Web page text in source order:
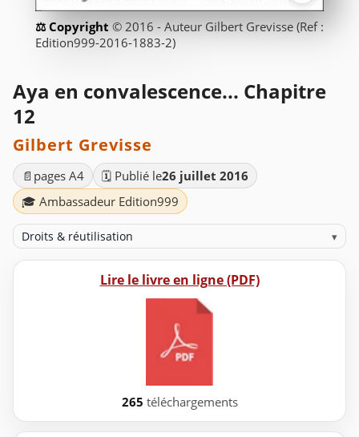
© 2016 - Auteur Gilbert Grevisse (Ref :
Edition999-2016-1883-2)
Aya en convalescence... Chapitre
12
Gilbert Grevisse
📄 pages A4 🗓️ Publié le26 juillet 2016
🎓 Ambassadeur Edition999
Droits & réutilisation ▾
Lire le livre en ligne (PDF)
265 téléchargements